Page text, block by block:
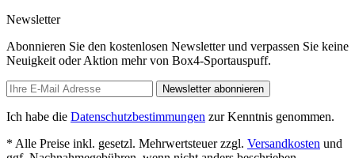
Newsletter
Abonnieren Sie den kostenlosen Newsletter und verpassen Sie keine
Neuigkeit oder Aktion mehr von Box4-Sportauspuff.
Newsletter abonnieren
Ich habe die Datenschutzbestimmungen zur Kenntnis genommen.
* Alle Preise inkl. gesetzl. Mehrwertsteuer zzgl. Versandkosten und